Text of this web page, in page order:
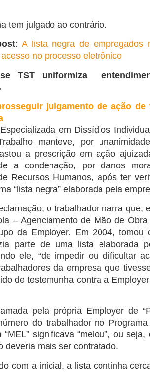
tem julgado ao contrário.
: A lista negra de empregados
no processo eletrônico
TST uniformiza
julgamento de ação
em Dissídios
manteve, por
a prescrição em ação
a condenação, por danos
Recursos Humanos, após ter
“lista negra” elaborada pela
o trabalhador narra que,
– Agenciamento de Mão de
da Employer. Em 2004, tomou
parte de uma lista elaborada
ele, “de impedir ou dificultar
da empresa que
de testemunha contra a
pela própria Employer de
do trabalhador no
significava “melou”, ou
deveria mais ser contratado.
com a inicial, a lista continha